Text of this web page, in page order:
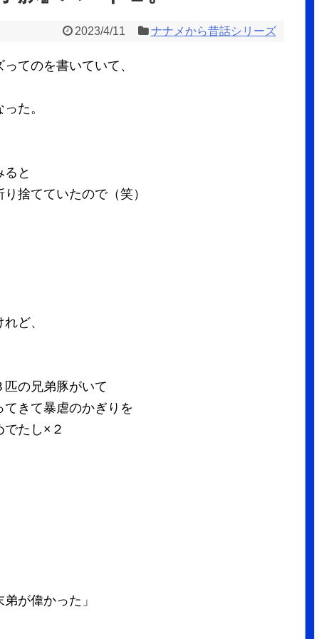
2023/4/11 ナナメから昔話シリーズ
てのを書いていて、
た。
と
捨てていたので（笑）
ど、
の兄弟豚がいて
きて暴虐のかぎりを
たし×２
が偉かった」